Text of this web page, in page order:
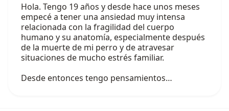
Hola. Tengo 19 años y desde hace unos meses
empecé a tener una ansiedad muy intensa
relacionada con la fragilidad del cuerpo
humano y su anatomía, especialmente después
de la muerte de mi perro y de atravesar
situaciones de mucho estrés familiar.
Desde entonces tengo pensamientos…